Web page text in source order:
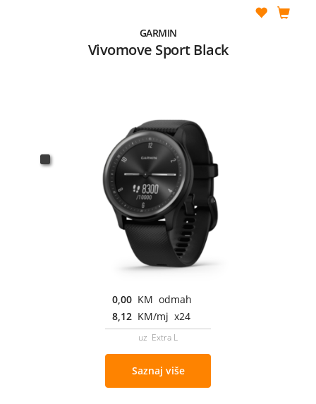
GARMIN
Vivomove Sport Black
0,00 KM odmah
8,12 KM/mj x24
uz Extra L
Saznaj više